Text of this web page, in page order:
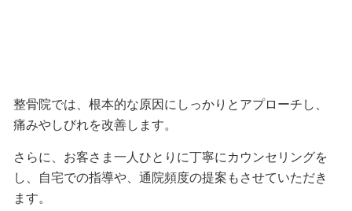
整骨院では、根本的な原因にしっかりとアプローチし、
痛みやしびれを改善します。
さらに、お客さま一人ひとりに丁寧にカウンセリングを
し、自宅での指導や、通院頻度の提案もさせていただき
ます。